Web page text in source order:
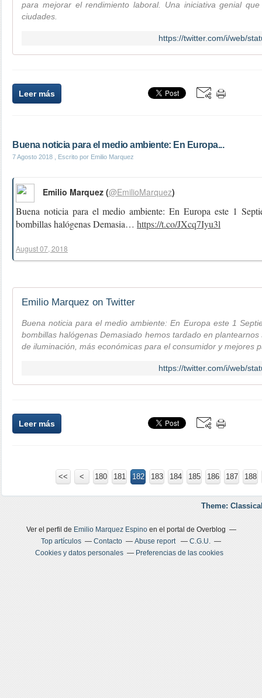
para mejorar el rendimiento laboral. Una iniciativa genial
ciudades.
https://twitter.com/i/web/
Leer más
Buena noticia para el medio ambiente: En Europa...
7 Agosto 2018 , Escrito por Emilio Marquez
Buena noticia para el medio ambiente: En Europa este 1
bombillas halógenas Demasia… https://t.co/JXcq7Iyu3l
Emilio Marquez (@EmilioMarquez)
August 07, 2018
Emilio Marquez on Twitter
Buena noticia para el medio ambiente: En Europa este 1
bombillas halógenas Demasiado hemos tardado en
de iluminación, más económicas para el consumidor y mejores
https://twitter.com/i/web/
Leer más
<< < 100
110
120
130
140
150
160
170
180 181 182 183 184 185 186 187 188
Theme:
Ver el perfil de Emilio Marquez Espinoen el portal de Overblog
Top artículos
Contacto Abuse report
C.G.U.
Cookies y datos personales
Preferencias de las cookies